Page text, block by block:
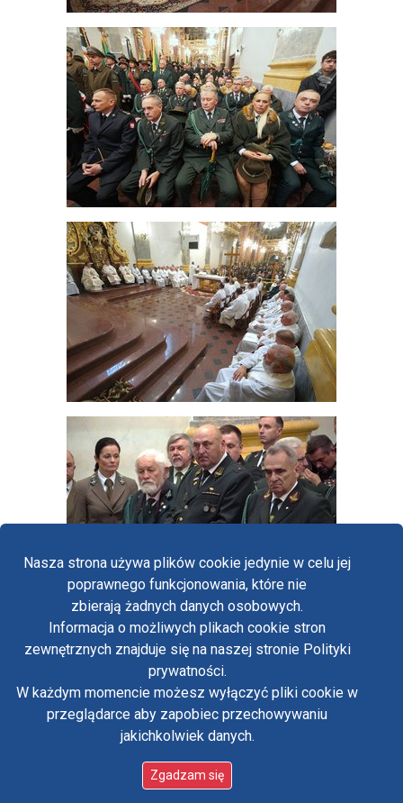
Nasza strona używa plików cookie jedynie w celu jej
poprawnego funkcjonowania, które nie
zbierają żadnych danych osobowych.
Informacja o możliwych plikach cookie stron
zewnętrznych znajduje się na naszej stronie Polityki
prywatności.
W każdym momencie możesz wyłączyć pliki cookie w
przeglądarce aby zapobiec przechowywaniu
jakichkolwiek danych.
Zgadzam się
Copyright © Biuro Prasowe Jasnej Góry 2026
ordigital.pl
Polityka prywatności
Oświadczenie o dostępności
Standardy ochrony małoletnich w klasztorze OO.
Paulinów na Jasnej Górze